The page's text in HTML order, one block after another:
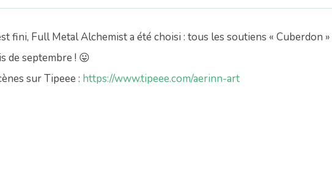
fini, Full Metal Alchemist a été choisi : tous les soutiens « Cuberdon
de septembre ! 😛
sur Tipeee : https://www.tipeee.com/aerinn-art